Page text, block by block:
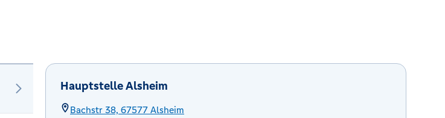
Hauptstelle Alsheim
Bachstr 38, 67577 Alsheim